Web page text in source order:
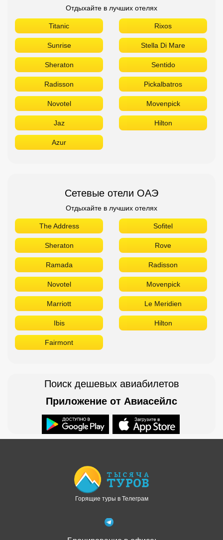
Отдыхайте в лучших отелях
Titanic Rixos
Sunrise Stella Di Mare
Sheraton Sentido
Radisson Pickalbatros
Novotel Movenpick
Jaz Hilton
Azur
Сетевые отели ОАЭ
Отдыхайте в лучших отелях
The Address Sofitel
Sheraton Rove
Ramada Radisson
Novotel Movenpick
Marriott Le Meridien
Ibis Hilton
Fairmont
Поиск дешевых авиабилетов
Приложение от Авиасейлс
Горящие туры в Телеграм